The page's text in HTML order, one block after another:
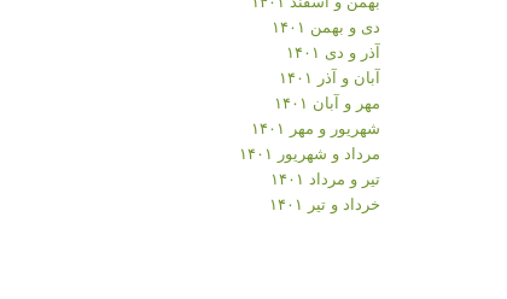
دی و بهمن ۱۴۰۱
آذر و دی ۱۴۰۱
آبان و آذر ۱۴۰۱
مهر و آبان ۱۴۰۱
شهریور و مهر ۱۴۰۱
مرداد و شهریور ۱۴۰۱
تیر و مرداد ۱۴۰۱
خرداد و تیر ۱۴۰۱